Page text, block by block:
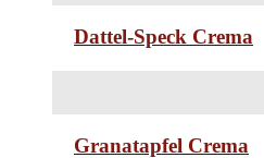
Dattel-Speck Crema
Granatapfel Crema